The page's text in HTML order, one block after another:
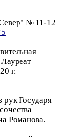
№ 11-12
Лауреат
г.
рук Государя
Романова.